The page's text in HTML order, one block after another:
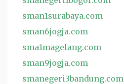
sman1surabaya.com
sman6jogja.com
sma1magelang.com
sman9jogja.com
smanegeri3bandung.com